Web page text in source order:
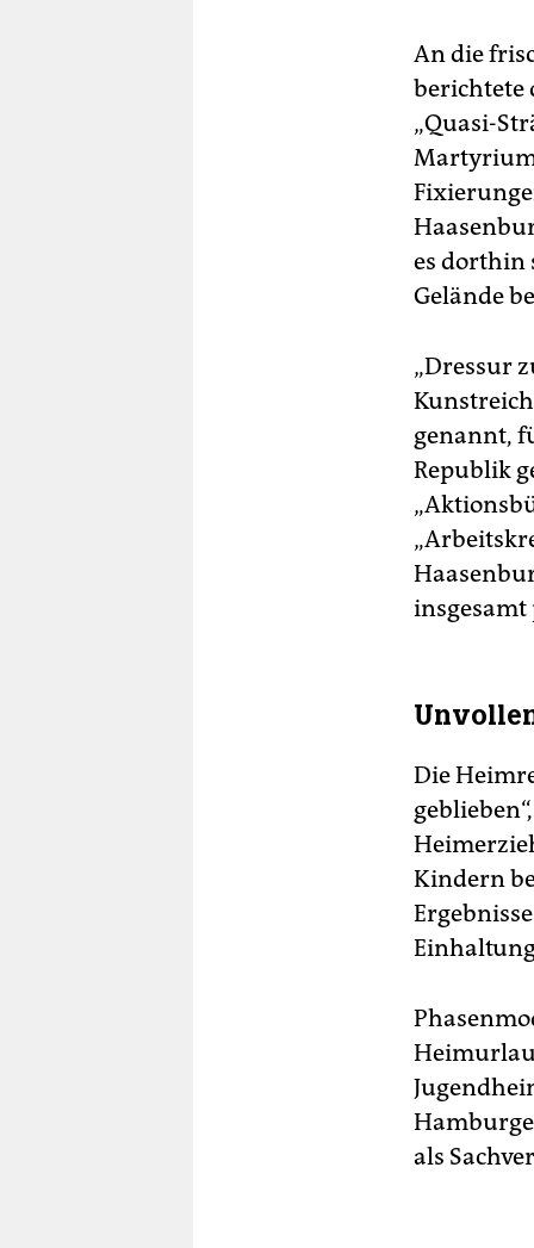
An die
berichtete
„Quasi-
Martyrium
es dorthin
Gelände
„Dressur
genannt,
Republik
Die
Kindern
als